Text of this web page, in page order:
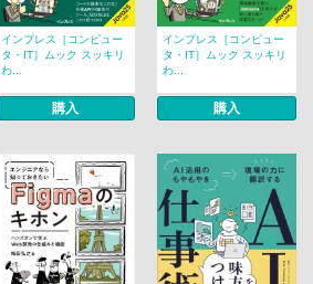
インプレス［コンピュー
タ・IT］ムック スッキリ
わ...
購入
インプレス［コンピュー
タ・IT］ムック スッキリ
わ...
購入